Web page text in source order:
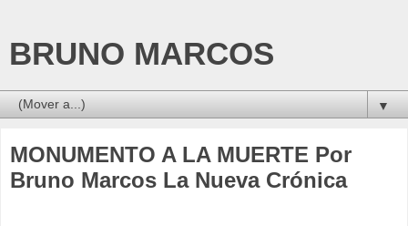
BRUNO MARCOS
▼
MONUMENTO A LA MUERTE Por
Bruno Marcos La Nueva Crónica